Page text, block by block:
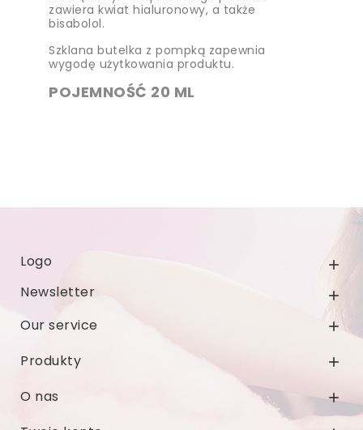
zawiera kwiat hialuronowy, a także
bisabolol.
Szklana butelka z pompką zapewnia
wygodę użytkowania produktu.
POJEMNOŚĆ 20 ML
Logo 
Newsletter 
Our service 
Produkty 
O nas 